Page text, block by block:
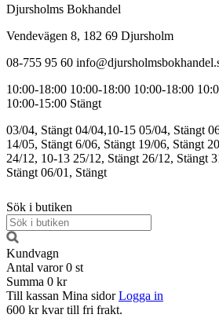
Djursholms Bokhandel
Vendevägen 8, 182 69 Djursholm
08-755 95 60
10:00-18:00 10:00-18:00 10:00-18:00
10:00-15:00 Stängt
03/04, Stängt 04/04,10-15 05/04, Stängt
14/05, Stängt 6/06, Stängt 19/06, Stängt
24/12, 10-13 25/12, Stängt 26/12, Stängt
Stängt 06/01, Stängt
Sök i butiken
Kundvagn
Antal varor 0 st
Summa 0 kr
Till kassan Mina sidor Logga in
600 kr kvar till fri frakt.